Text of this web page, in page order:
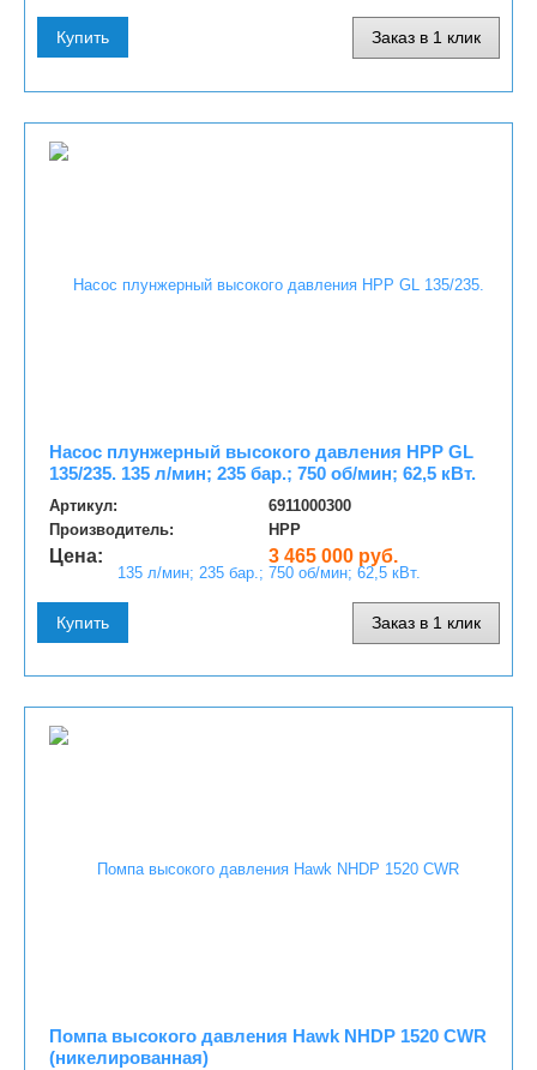
Купить Заказ в 1 клик
Насос плунжерный высокого давления HPP GL
135/235. 135 л/мин; 235 бар.; 750 об/мин; 62,5 кВт.
Артикул:
6911000300
Производитель:
HPP
Цена: 3 465 000 руб.
Купить Заказ в 1 клик
Помпа высокого давления Hawk NHDP 1520 CWR
(никелированная)